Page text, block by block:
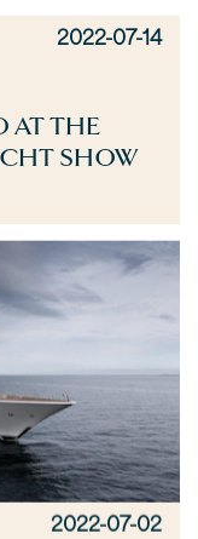
2022-07-14
AT THE
SHOW
2022-07-02